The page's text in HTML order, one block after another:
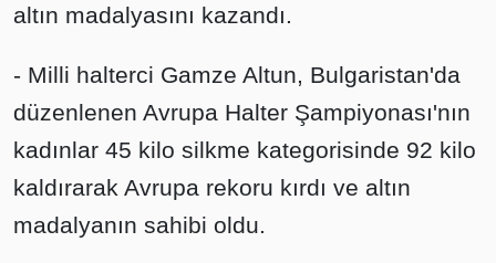
altın madalyasını kazandı.
- Milli halterci Gamze Altun, Bulgaristan'da
düzenlenen Avrupa Halter Şampiyonası'nın
kadınlar 45 kilo silkme kategorisinde 92 kilo
kaldırarak Avrupa rekoru kırdı ve altın
madalyanın sahibi oldu.